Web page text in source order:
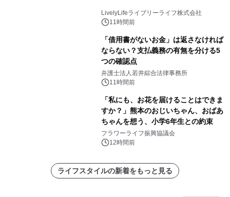
LivelyLifeライブリーライフ株式会社
11時間前
「借用書がないお金」は返さなければ
ならない？支払義務の有無を分ける5
つの確認点
弁護士法人若井綜合法律事務所
11時間前
「私にも、お花を届けることはできま
すか？」熊本のおじいちゃん、おばあ
ちゃんを想う、小学6年生との約束
フラワーライフ振興協議会
12時間前
ライフスタイルの新着をもっと見る